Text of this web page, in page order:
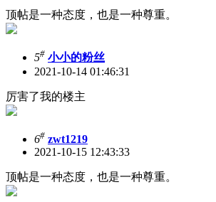
顶帖是一种态度，也是一种尊重。
5# 小小的粉丝
2021-10-14 01:46:31
厉害了我的楼主
6# zwt1219
2021-10-15 12:43:33
顶帖是一种态度，也是一种尊重。